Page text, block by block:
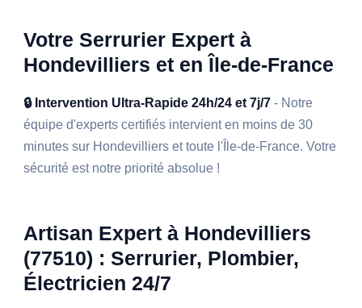
Votre Serrurier Expert à
Hondevilliers et en Île-de-France
🔒 Intervention Ultra-Rapide 24h/24 et 7j/7 - Notre
équipe d'experts certifiés intervient en moins de 30
minutes sur Hondevilliers et toute l'Île-de-France. Votre
sécurité est notre priorité absolue !
Artisan Expert à Hondevilliers
(77510) : Serrurier, Plombier,
Électricien 24/7